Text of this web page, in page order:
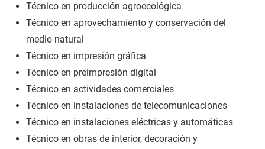
Técnico en producción agroecológica
Técnico en aprovechamiento y conservación del
medio natural
Técnico en impresión gráfica
Técnico en preimpresión digital
Técnico en actividades comerciales
Técnico en instalaciones de telecomunicaciones
Técnico en instalaciones eléctricas y automáticas
Técnico en obras de interior, decoración y